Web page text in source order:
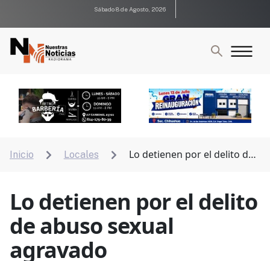
Sábado 8 de Agosto, 2026
Inicio  Locales 
Lo detienen por el delito de
Lo detienen por el delito
de abuso sexual
agravado